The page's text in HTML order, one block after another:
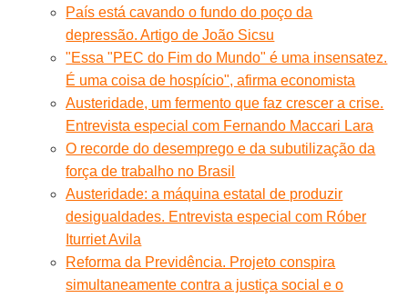
País está cavando o fundo do poço da
depressão. Artigo de João Sicsu
"Essa "PEC do Fim do Mundo" é uma insensatez.
É uma coisa de hospício", afirma economista
Austeridade, um fermento que faz crescer a crise.
Entrevista especial com Fernando Maccari Lara
O recorde do desemprego e da subutilização da
força de trabalho no Brasil
Austeridade: a máquina estatal de produzir
desigualdades. Entrevista especial com Róber
Iturriet Avila
Reforma da Previdência. Projeto conspira
simultaneamente contra a justiça social e o